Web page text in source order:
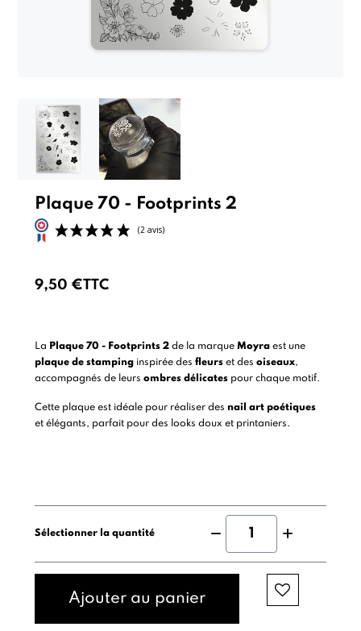
Plaque 70 - Footprints 2
9,50 €TTC
La Plaque 70 - Footprints 2de la marque Moyraest une
plaque de stampinginspirée des fleurset des oiseaux,
accompagnés de leurs ombres délicatespour chaque motif.
Cette plaque est idéale pour réaliser des nail art poétiques
et élégants, parfait pour des looks doux et printaniers.
Sélectionner la quantité
Ajouter au panier